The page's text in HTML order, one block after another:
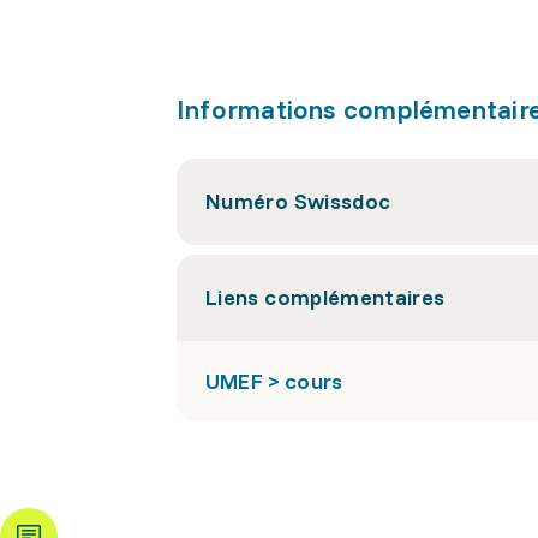
Informations
Numéro Swissdoc
Liens complémentaires
UMEF > cours